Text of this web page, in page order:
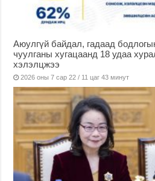
Аюулгүй байдал, гадаад
чуулганы хугацаанд 18 удаа
хэлэлцжээ
2026 оны 7 сар 22 / 11 цаг 43 минут